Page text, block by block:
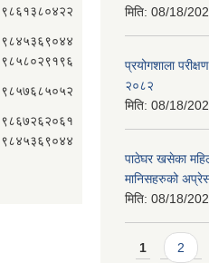
९८६१३८०४२२
९८४५३६९०४४
९८५८०२९१९६
९८५७६८५०५२
९८६७२६२०६१
९८४५३६९०४४
मिति: 08/18/
प्रयोगशाला
२०८२
मिति: 08/18/
पाठेघर खसेका
मानिसहरुको
मिति: 08/18/
Pages
1 2